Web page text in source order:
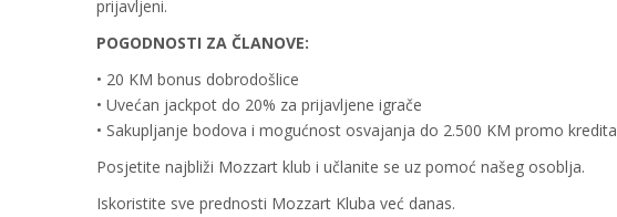
prijavljeni.
POGODNOSTI ZA ČLANOVE:
• 20 KM bonus dobrodošlice
• Uvećan jackpot do 20% za prijavljene igrače
• Sakupljanje bodova i mogućnost osvajanja do 2.500 KM promo kredita
Posjetite najbliži Mozzart klub i učlanite se uz pomoć našeg osoblja.
Iskoristite sve prednosti Mozzart Kluba već danas.